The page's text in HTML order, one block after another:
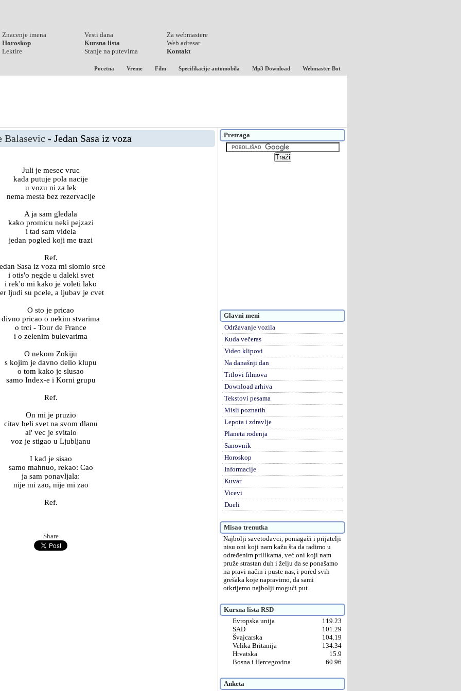
Znacenje imena
Horoskop
Lektire
Vesti dana
Kursna lista
Stanje na putevima
Za webmastere
Web adresar
Kontakt
Pocetna Vreme Film Specifikacije automobila Mp3 Download Webmaster Bot
Balasevic - Jedan Sasa iz voza
Juli je mesec vruc
kada putuje pola nacije
u vozu ni za lek
nema mesta bez rezervacije
A ja sam gledala
kako promicu neki pejzazi
i tad sam videla
jedan pogled koji me trazi
Ref.
Sasa iz voza mi slomio srce
i otis'o negde u daleki svet
i rek'o mi kako je voleti lako
ljudi su pcele, a ljubav je cvet
O sto je pricao
divno pricao o nekim stvarima
o trci - Tour de France
i o zelenim bulevarima
O nekom Zokiju
s kojim je davno delio klupu
o tom kako je slusao
samo Index-e i Korni grupu
Ref.
On mi je pruzio
citav beli svet na svom dlanu
al' vec je svitalo
voz je stigao u Ljubljanu
I kad je sisao
samo mahnuo, rekao: Cao
ja sam ponavljala:
nije mi zao, nije mi zao
Ref.
Share
Pretraga
Glavni meni
Održavanje vozila
Kuda večeras
Video klipovi
Na današnji dan
Titlovi filmova
Download arhiva
Tekstovi pesama
Misli poznatih
Lepota i zdravlje
Planeta rođenja
Sanovnik
Horoskop
Informacije
Kuvar
Vicevi
Dueli
Misao trenutka
Najbolji savetodavci, pomagači i prijatelji
nisu oni koji nam kažu šta da radimo u
određenim prilikama, već oni koji nam
pruže strastan duh i želju da se ponašamo
na pravi način i puste nas, i pored svih
grešaka koje napravimo, da sami
otkrijemo najbolji mogući put.
Kursna lista RSD
Evropska unija
119.23
SAD
101.29
Švajcarska
104.19
Velika Britanija
134.34
Hrvatska
15.9
Bosna i Hercegovina
60.96
Anketa